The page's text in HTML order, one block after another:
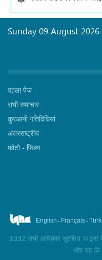
Sunday 09 August 2026
पहला पेज
सभी समाचार
कुरआनी गतिविधियां
अंतरराष्ट्रीय
फोटो - फिल्म
English . Français.
1392 सभी अधिकार सुरक्षित © इस
और यह के